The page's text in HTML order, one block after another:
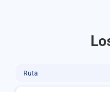
Ruta